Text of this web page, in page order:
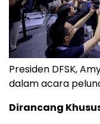
Presiden DFSK,
dalam acara
Dirancang